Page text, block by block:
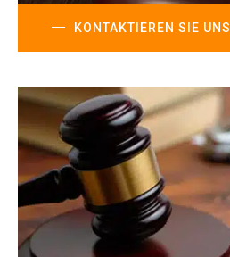
KONTAKTIEREN SIE UNS